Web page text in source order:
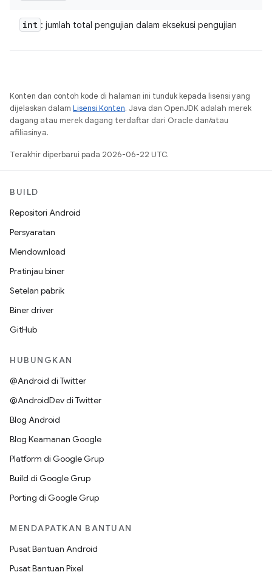
int : jumlah total pengujian dalam eksekusi pengujian
Konten dan contoh kode di halaman ini tunduk kepada lisensi yang
dijelaskan dalam Lisensi Konten. Java dan OpenJDK adalah merek
dagang atau merek dagang terdaftar dari Oracle dan/atau
afiliasinya.
Terakhir diperbarui pada 2026-06-22 UTC.
BUILD
Repositori Android
Persyaratan
Mendownload
Pratinjau biner
Setelan pabrik
Biner driver
GitHub
HUBUNGKAN
@Android di Twitter
@AndroidDev di Twitter
Blog Android
Blog Keamanan Google
Platform di Google Grup
Build di Google Grup
Porting di Google Grup
MENDAPATKAN BANTUAN
Pusat Bantuan Android
Pusat Bantuan Pixel